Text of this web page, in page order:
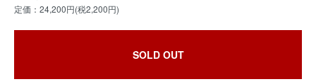
定価：24,200円(税2,200円)
SOLD OUT